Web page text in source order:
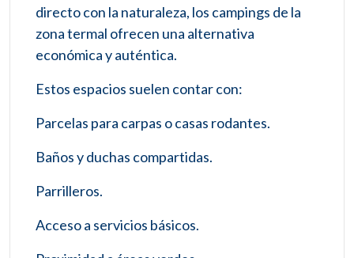
directo con la naturaleza, los campings de la
zona termal ofrecen una alternativa
económica y auténtica.
Estos espacios suelen contar con:
Parcelas para carpas o casas rodantes.
Baños y duchas compartidas.
Parrilleros.
Acceso a servicios básicos.